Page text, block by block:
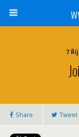
7
Share Tweet